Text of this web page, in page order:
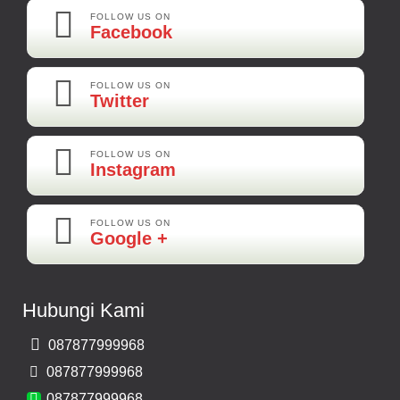
Maya-Palembang
Barang Sudah Sampai Mbak Ratna Makasih
FOLLOW US ON
Facebook
FOLLOW US ON
Twitter
FOLLOW US ON
Instagram
FOLLOW US ON
Google +
Hubungi Kami
087877999968
087877999968